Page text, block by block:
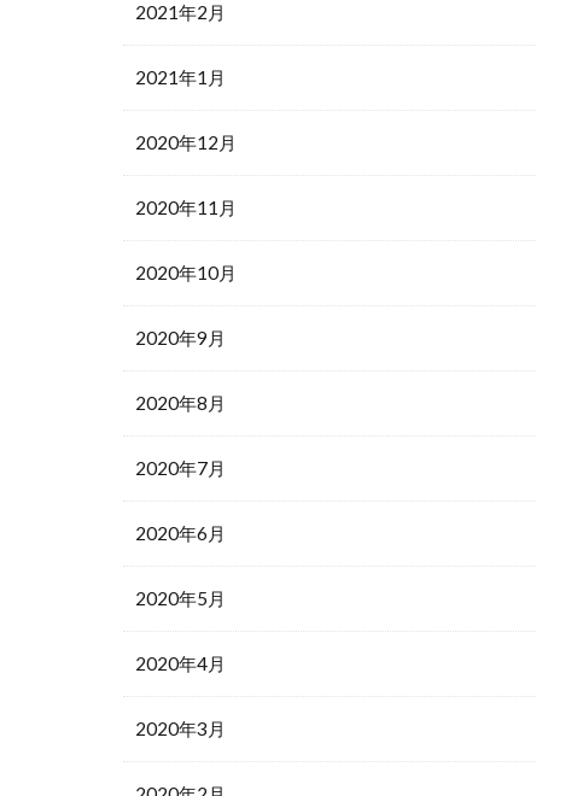
2021年2月
2021年1月
2020年12月
2020年11月
2020年10月
2020年9月
2020年8月
2020年7月
2020年6月
2020年5月
2020年4月
2020年3月